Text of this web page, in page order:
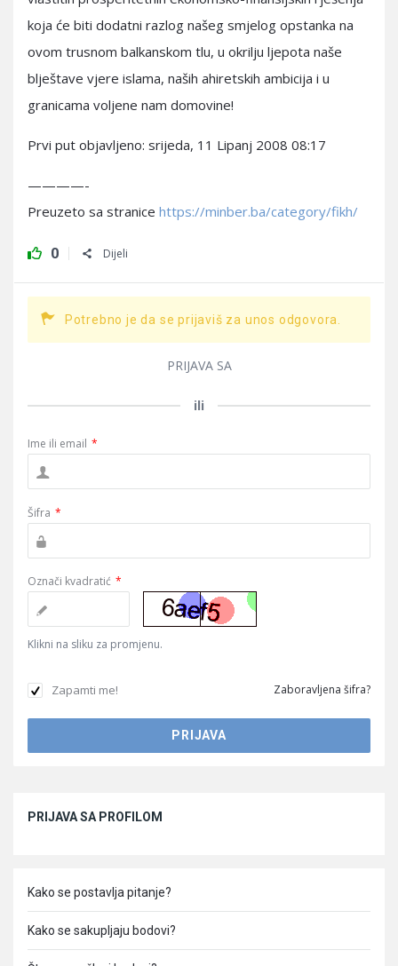
koja će biti dodatni razlog našeg smjelog opstanka na
ovom trusnom balkanskom tlu, u okrilju ljepota naše
blještave vjere islama, naših ahiretskih ambicija i u
granicama voljene nam domovine!
Prvi put objavljeno: srijeda, 11 Lipanj 2008 08:17
————-
Preuzeto sa stranice https://minber.ba/category/fikh/
0 Dijeli
Potrebno je da se prijaviš za unos odgovora.
PRIJAVA SA
ili
Ime ili email *
Šifra *
Označi kvadratić *
Klikni na sliku za promjenu.
Zapamti me! Zaboravljena šifra?
PRIJAVA SA PROFILOM
Kako se postavlja pitanje?
Kako se sakupljaju bodovi?